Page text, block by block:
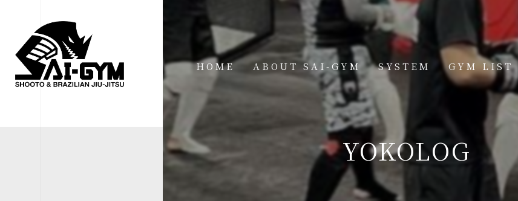
HOME ABOUT SAI-GYM SYSTEM GYM LIST
YOKOLOG